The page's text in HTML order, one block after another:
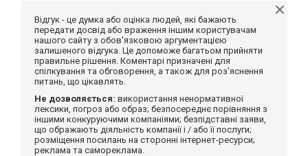
Відгук - це думка або оцінка людей, які бажають
передати досвід або враження іншим користувачам
нашого сайту з обов'язковою аргументацією
залишеного відгука. Це допоможе багатьом прийняти
правильне рішення. Коментарі призначені для
спілкування та обговорення, а також для роз'яснення
питань, що цікавлять.
Не дозволяється: використання ненормативної
лексики, погроз або образ; безпосереднє порівняння з
іншими конкуруючими компаніями; безпідставні заяви,
що ображають діяльність компанії і / або її послуги;
розміщення посилань на сторонні інтернет-ресурси;
реклама та самореклама.